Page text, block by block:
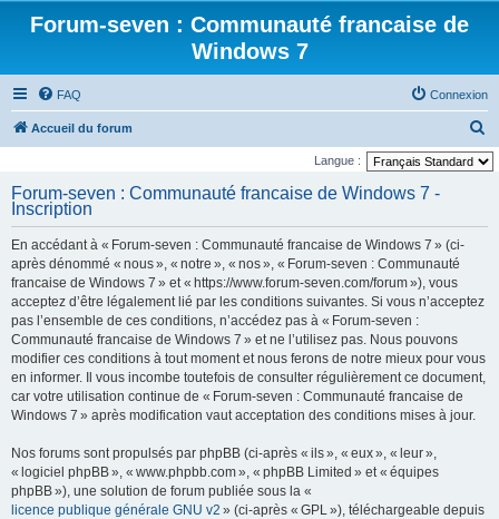
Forum-seven : Communauté francaise de
Windows 7
FAQ Connexion
Accueil du forum
e
Langue :
Forum-seven : Communauté francaise de Windows 7 -
Inscription
En accédant à « Forum-seven : Communauté francaise de Windows 7 » (ci-
après dénommé « nous », « notre », « nos », « Forum-seven : Communauté
francaise de Windows 7 » et « https://www.forum-seven.com/forum »), vous
acceptez d’être légalement lié par les conditions suivantes. Si vous n’acceptez
pas l’ensemble de ces conditions, n’accédez pas à « Forum-seven :
Communauté francaise de Windows 7 » et ne l’utilisez pas. Nous pouvons
modifier ces conditions à tout moment et nous ferons de notre mieux pour vous
en informer. Il vous incombe toutefois de consulter régulièrement ce document,
car votre utilisation continue de « Forum-seven : Communauté francaise de
Windows 7 » après modification vaut acceptation des conditions mises à jour.
Nos forums sont propulsés par phpBB (ci-après « ils », « eux », « leur »,
« logiciel phpBB », « www.phpbb.com », « phpBB Limited » et « équipes
phpBB »), une solution de forum publiée sous la «
licence publique générale GNU v2 » (ci-après « GPL »), téléchargeable depuis